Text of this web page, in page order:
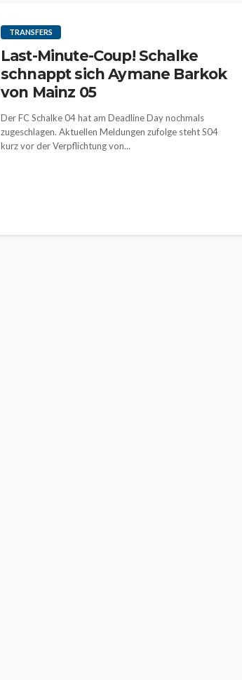
TRANSFERS
Last-Minute-Coup! Schalke
schnappt sich Aymane Barkok
von Mainz 05
Der FC Schalke 04 hat am Deadline Day nochmals
zugeschlagen. Aktuellen Meldungen zufolge steht S04
kurz vor der Verpflichtung von...